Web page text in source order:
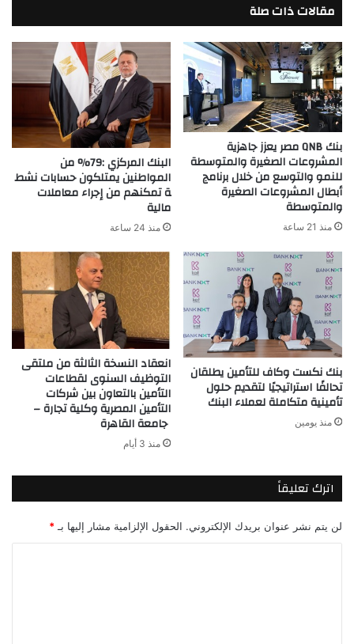
مقالات ذات صلة
بنك QNB مصر يعزز جاهزية
المشروعات الصغيرة والمتوسطة
للنمو والتوسع من خلال برنامج
أبطال المشروعات الصغيرة
والمتوسطة
منذ 21 ساعة
البنك المركزي :79% من
المواطنين يمتلكون حسابات نشط
ة تمكنهم من إجراء معاملات
مالية
منذ 24 ساعة
بنك نكست وكاف للتأمين يطلقان
تحالفًا استراتيجيًا لتقديم حلول
تأمينية متكاملة لعملاء البنك
منذ يومين
انعقاد النسخة الثالثة من ملتقى
التوظيف السنوى لقطاعات
التأمين بالتعاون بين شركات
التأمين المصرية وكلية تجارة –
جامعة القاهرة
منذ 3 أيام
اترك تعليقاً
لن يتم نشر عنوان بريدك الإلكتروني. الحقول الإلزامية مشار إليها بـ *